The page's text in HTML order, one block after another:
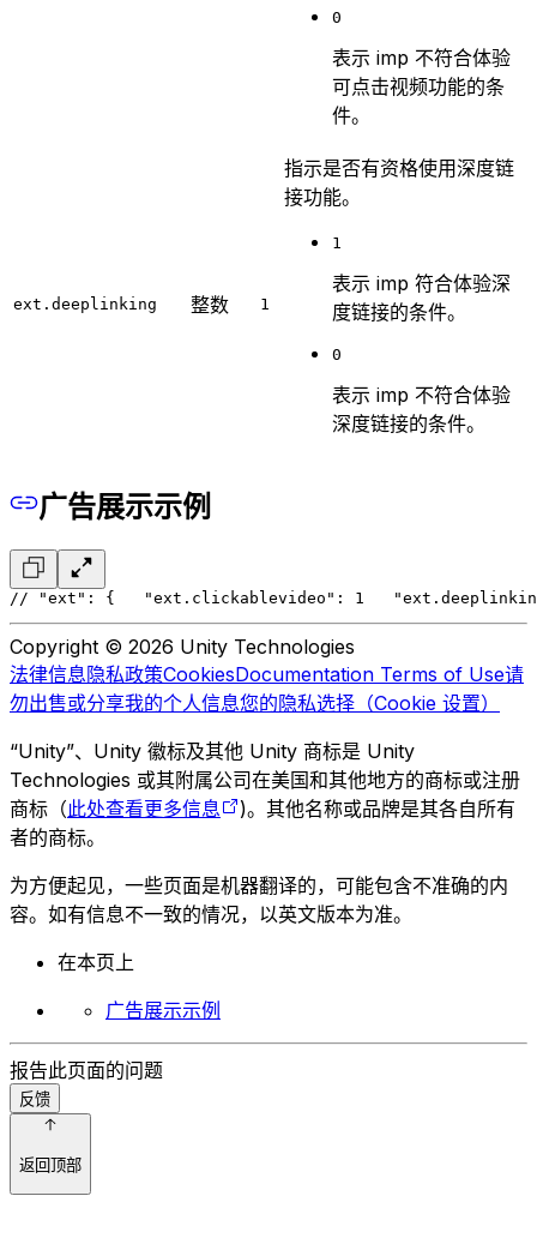
0
表示 imp 不符合体验
可点击视频功能的条
件。
ext.deeplinking 整数 1
指示是否有资格使用深度链
接功能。
1
表示 imp 符合体验深
度链接的条件。
0
表示 imp 不符合体验
深度链接的条件。
广告展示示例
// "ext": {
  "ext.clickablevideo": 1
Copyright © 2026 Unity Technologies
法律信息隐私政策CookiesDocumentation Terms of Use请
勿出售或分享我的个人信息您的隐私选择（Cookie 设置）
“Unity”、Unity 徽标及其他 Unity 商标是 Unity
Technologies 或其附属公司在美国和其他地方的商标或注册
商标（此处查看更多信息
)。其他名称或品牌是其各自所有
者的商标。
为方便起见，一些页面是机器翻译的，可能包含不准确的内
容。如有信息不一致的情况，以英文版本为准。
在本页上
广告展示示例
报告此页面的问题
反馈
返回顶部